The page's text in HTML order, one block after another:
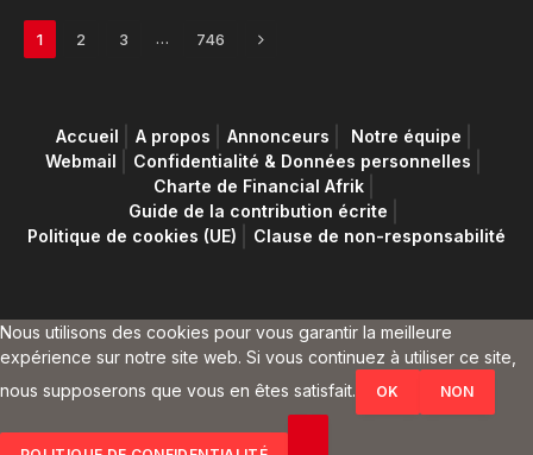
1 2 3 … 746 Next
Accueil A propos Annonceurs
Notre équipe
Webmail
Confidentialité & Données personnelles
Charte de Financial Afrik
Guide de la contribution écrite
Politique de cookies (UE)
Clause de non-responsabilité
Nous utilisons des cookies pour vous garantir la meilleure
expérience sur notre site web. Si vous continuez à utiliser ce site,
nous supposerons que vous en êtes satisfait.
OK NON